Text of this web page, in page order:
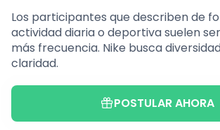
Los participantes que describen de
actividad diaria o deportiva suelen
más frecuencia. Nike busca
claridad.
POSTULAR AHORA